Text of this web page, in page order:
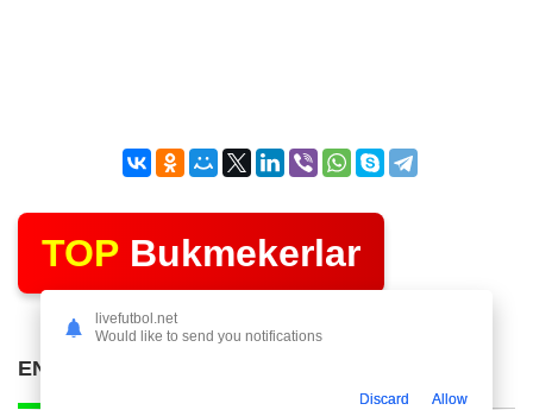
TOP Bukmekerlar
ENG KO'P O'QILGAN POSTLAR
livefutbol.net
Would like to send you notifications
Discard Allow